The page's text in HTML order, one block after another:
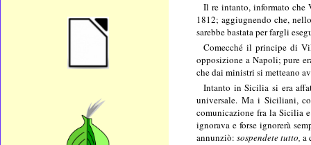
Il re intanto, informato che
1812; aggiugnendo che,
sarebbe bastata per fargli
Comecché il principe di
opposizione a Napoli; pure
che dai ministri si metteano
Intanto in Sicilia si era
universale. Ma i Siciliani,
comunicazione fra la Sicilia
ignorava e forse ignorerà
annunziò:sospendete tutto, a